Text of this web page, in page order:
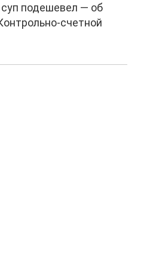
подешевел — об
счетной